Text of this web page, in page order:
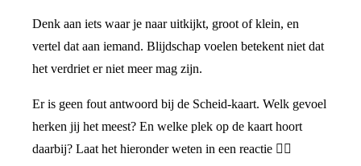
Denk aan iets waar je naar uitkijkt, groot of klein, en
vertel dat aan iemand. Blijdschap voelen betekent niet dat
het verdriet er niet meer mag zijn.
Er is geen fout antwoord bij de Scheid-kaart. Welk gevoel
herken jij het meest? En welke plek op de kaart hoort
daarbij? Laat het hieronder weten in een reactie 👇🏼